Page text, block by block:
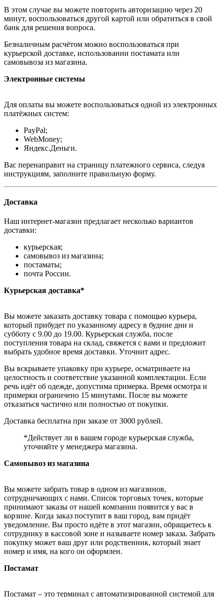
В этом случае вы можете повторить авторизацию через 20
минут, воспользоваться другой картой или обратиться в свой
банк для решения вопроса.
Безналичным расчётом можно воспользоваться при
курьерской доставке, использовании постамата или
самовывоза из магазина.
Электронные системы
Для оплаты вы можете воспользоваться одной из электронных
платёжных систем:
PayPal;
WebMoney;
Яндекс.Деньги.
Вас перенаправит на страницу платежного сервиса, следуя
инструкциям, заполните правильную форму.
Доставка
Наш интернет-магазин предлагает несколько вариантов
доставки:
курьерская;
самовывоз из магазина;
постаматы;
почта России.
Курьерская доставка*
Вы можете заказать доставку товара с помощью курьера,
который прибудет по указанному адресу в будние дни и
субботу с 9.00 до 19.00. Курьерская служба, после
поступления товара на склад, свяжется с вами и предложит
выбрать удобное время доставки. Уточнит адрес.
Вы вскрываете упаковку при курьере, осматриваете на
целостность и соответствие указанной комплектации. Если
речь идёт об одежде, допустима примерка. Время осмотра и
примерки ограничено 15 минутами. После вы можете
отказаться частично или полностью от покупки.
Доставка бесплатна при заказе от 3000 рублей.
*Действует ли в вашем городе курьерская служба,
уточняйте у менеджера магазина.
Самовывоз из магазина
Вы можете забрать товар в одном из магазинов,
сотрудничающих с нами. Список торговых точек, которые
принимают заказы от нашей компании появится у вас в
корзине. Когда заказ поступит в ваш город, вам придёт
уведомление. Вы просто идёте в этот магазин, обращаетесь к
сотруднику в кассовой зоне и называете номер заказа. Забрать
покупку может ваш друг или родственник, который знает
номер и имя, на кого он оформлен.
Постамат
Постамат – это терминал с автоматизированной системой для